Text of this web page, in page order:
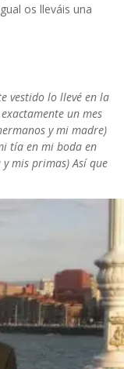
os lleváis una
vestido lo llevé en la
un mes
y mi madre)
tía en mi boda en
mis primas) Así que